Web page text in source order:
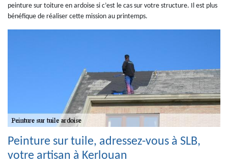
peinture sur toiture en ardoise si c’est le cas sur votre structure. Il est plus
bénéfique de réaliser cette mission au printemps.
Peinture sur tuile, adressez-vous à SLB,
votre artisan à Kerlouan